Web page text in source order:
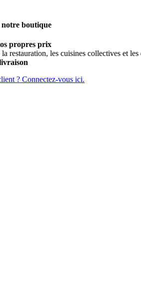
notre boutique
propres prix
restauration, les cuisines collectives et les
? Connectez-vous ici.